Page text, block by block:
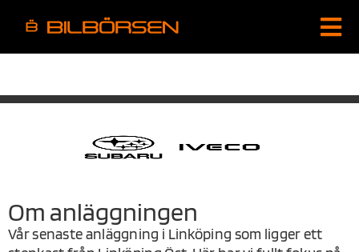
Om anläggningen
Vår senaste anläggning i Linköping som ligger ett